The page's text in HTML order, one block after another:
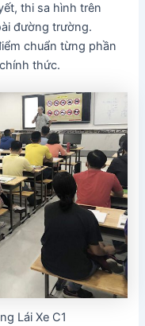
thi sa hình trên
đường trường.
chuẩn từng phần
thức.
Lái Xe C1